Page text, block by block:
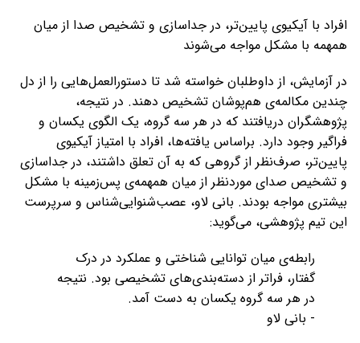
افراد با آیکیوی پایین‌تر، در جداسازی و تشخیص صدا از میان
همهمه با مشکل مواجه می‌شوند
در آزمایش، از داوطلبان خواسته شد تا دستورالعمل‌هایی را از دل
چندین مکالمه‌ی هم‌پوشان تشخیص دهند. در نتیجه،
پژوهشگران دریافتند که در هر سه گروه، یک الگوی یکسان و
فراگیر وجود دارد. براساس یافته‌ها، افراد با امتیاز آیکیوی
پایین‌تر، صرف‌نظر از گروهی که به آن تعلق داشتند، در جداسازی
و تشخیص صدای موردنظر از میان همهمه‌ی پس‌زمینه با مشکل
بیشتری مواجه بودند. بانی لاو، عصب‌شنوایی‌شناس و سرپرست
این تیم پژوهشی، می‌گوید:
رابطه‌ی میان توانایی شناختی و عملکرد در درک
گفتار، فراتر از دسته‌بندی‌های تشخیصی بود. نتیجه
در هر سه گروه یکسان به دست آمد.
- بانی لاو